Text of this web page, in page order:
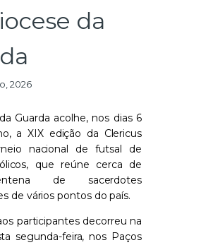
da
2026
Guarda acolhe, nos dias 6
a XIX edição da Clericus
nacional de futsal de
que reúne cerca de
de sacerdotes
de vários pontos do país.
participantes decorreu na
segunda-feira, nos Paços